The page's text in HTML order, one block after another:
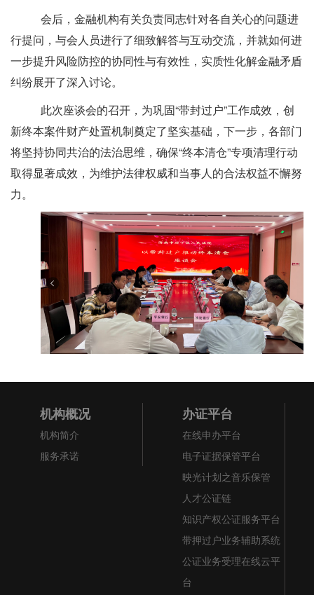
会后，金融机构有关负责同志针对各自关心的问题进
行提问，与会人员进行了细致解答与互动交流，并就如何进
一步提升风险防控的协同性与有效性，实质性化解金融矛盾
纠纷展开了深入讨论。
此次座谈会的召开，为巩固“带封过户”工作成效，创
新终本案件财产处置机制奠定了坚实基础，下一步，各部门
将坚持协同共治的法治思维，确保“终本清仓”专项清理行动
取得显著成效，为维护法律权威和当事人的合法权益不懈努
力。
机构概况
机构简介
服务承诺
办证平台
在线申办平台
电子证据保管平台
映光计划之音乐保管
人才公证链
知识产权公证服务平台
带押过户业务辅助系统
公证业务受理在线云平
台